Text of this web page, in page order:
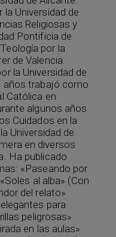
Universidad de
Religiosas y
Pontificia de
por la
de Valencia.
la Universidad de
años trabajó como
Católica en
algunos años
Cuidados en la
Universidad de
en diversos
Ha publicado
«Paseando por
al alba» (Con
del relato»
para
peligrosas»
en las aulas»